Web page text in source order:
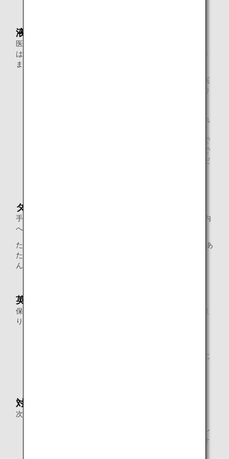
液体類ルールの例外事項
医薬品、ベビーミルクや離乳食、特別な食事のための食品
は、透明なビニール袋に入れずに機内に持ち込むことができ
ます。
薬については、処方箋の写しまたは病名などが分かる医
師が発行した診断書を保安検査で求められることがあり
母乳や離乳食は、乳幼児をお連れのお客様のみ許可され
米国からご出発の場合 乳幼児を連れていない場合で
も、母乳（離乳食を除く）を機内に持ち込むことがで
きます。ただし、保安検査場で検査官にご提示いただ
タイからご出発の場合
手の消毒液に限り、1容器あたり350ミリリットルまで、機内
へのお持ち込みが可能です。
ただし、日本到着後に国際線へお乗り継ぎの場合は、1容器あ
たり100ミリリットルを超える液体物は機内に持ち込めませ
んのでご注意ください。
英国からご出発の場合
保安検査の際、以下の条件を満たす液体類は、バッグから取
り出さずに検査を受けることができます。
金属製や二重構造の容器は、検査前に中身を完全に空に
対象便
次の国/地区を出発するすべての便が対象となります。
国際線のみ：日本、韓国、台湾、香港、ベトナム、シン
ガポール、インドネシア、ミャンマー、マレーシア、オ